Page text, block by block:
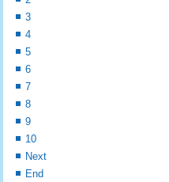
3
4
5
6
7
8
9
10
Next
End